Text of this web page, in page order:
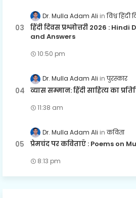
Dr. Mulla Adam Ali विश्व हिंदी
हिंदी दिवस प्रश्नोत्तरी 2026 :
and Answers
10:50 pm
Dr. Mulla Adam Ali पुरस्कार
व्यास सम्मान: हिंदी साहित्य का
11:38 am
Dr. Mulla Adam Ali कविता
प्रेमचंद पर कविताएँ : Poems on
8:13 pm